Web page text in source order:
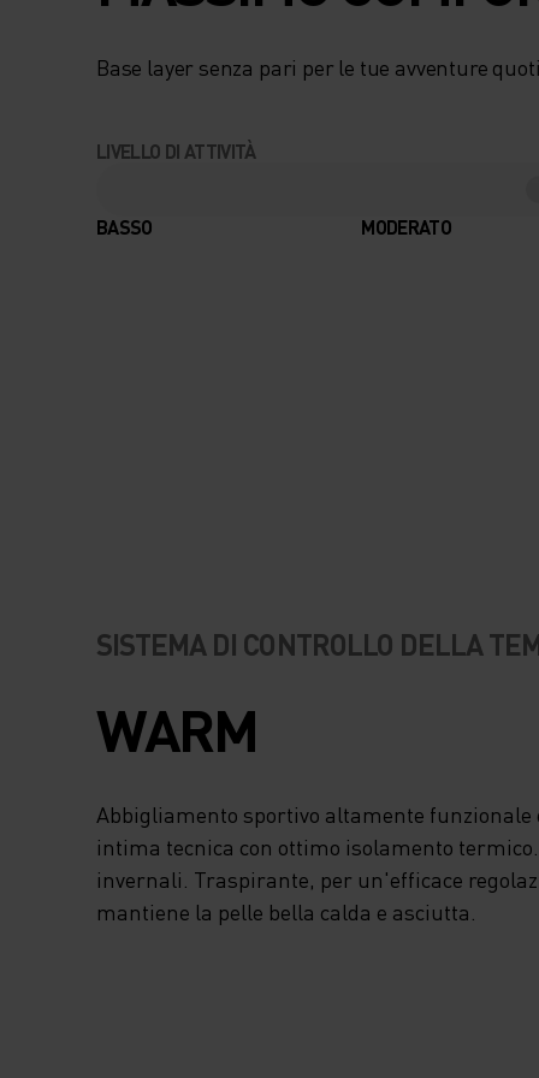
ADERENTE
ZONE FUNZIONALI
DISTRIBUZIONE
ANATOMICA PER
ECCELLENTE
A CONTATTO CON
PELLE E IN UNA
COMPLETA
MOVIMENTO
SFREGAMENTO. LE
Base layer senza pari per le tue avventure
LIVELLO DI ATTIVITÀ
BASSO MODERATO
SISTEMA DI CONTROLLO DELLA
WARM
Abbigliamento sportivo altamente funzionale
intima tecnica con ottimo isolamento
invernali. Traspirante, per un'efficace
mantiene la pelle bella calda e asciutta.